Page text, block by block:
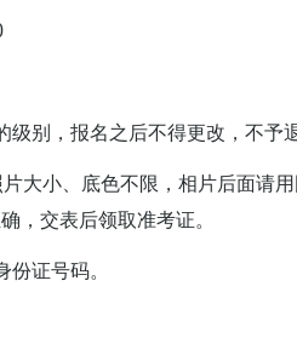
别，报名之后不得更改，不予退
小、底色不限，相片后面请用
，交表后领取准考证。
证号码。